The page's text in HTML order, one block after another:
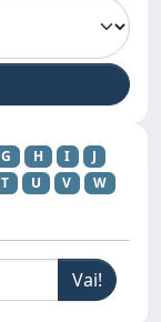
G H I
J
T U V
W